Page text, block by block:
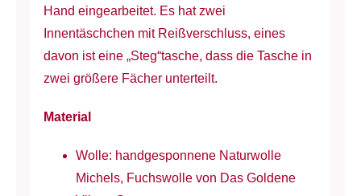
Hand eingearbeitet. Es hat zwei
Innentäschchen mit Reißverschluss, eines
davon ist eine „Steg“tasche, dass die Tasche in
zwei größere Fächer unterteilt.
Material
Wolle: handgesponnene Naturwolle
Michels, Fuchswolle von Das Goldene